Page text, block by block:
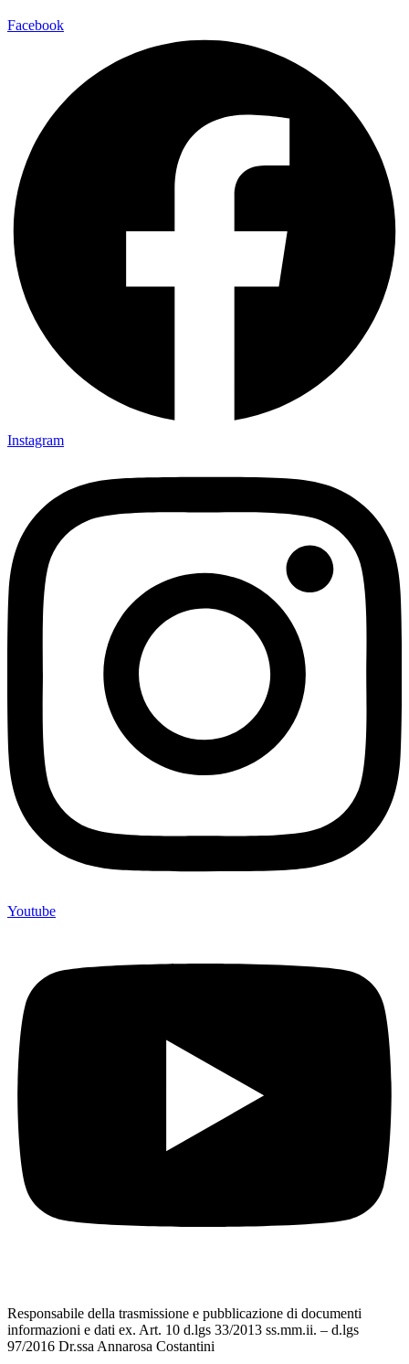
Facebook
Instagram
Youtube
Responsabile della trasmissione e pubblicazione di documenti
informazioni e dati ex. Art. 10 d.lgs 33/2013 ss.mm.ii. – d.lgs
97/2016 Dr.ssa Annarosa Costantini